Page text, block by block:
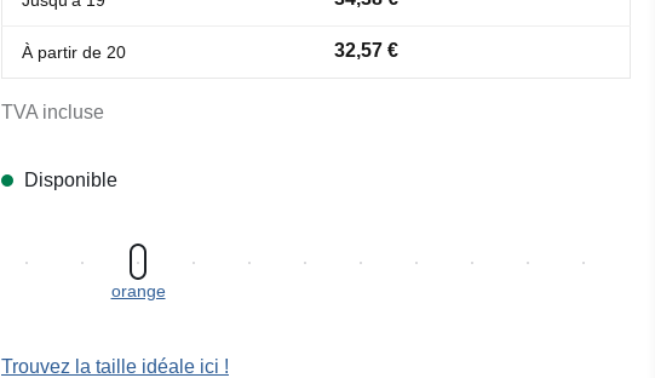
À partir de 20 32,57 €
TVA incluse
Disponible
orange
Trouvez la taille idéale ici !